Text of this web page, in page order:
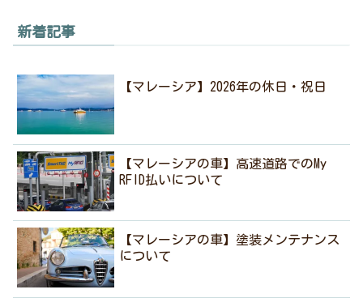
新着記事
【マレーシア】2026年の休日・祝日
【マレーシアの車】高速道路でのMy
RFID払いについて
【マレーシアの車】塗装メンテナンス
について